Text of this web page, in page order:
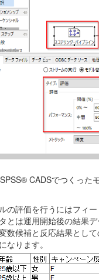
SPSS® CADSでつくった
の評価を行うにはフィ
とは運用開始後の結果
数候補と反応結果とし
なります。